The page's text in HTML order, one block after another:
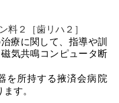
料２［歯リハ２］
療に関して、指導や訓
気共鳴コンピュータ断
所持する掖済会病院
す。